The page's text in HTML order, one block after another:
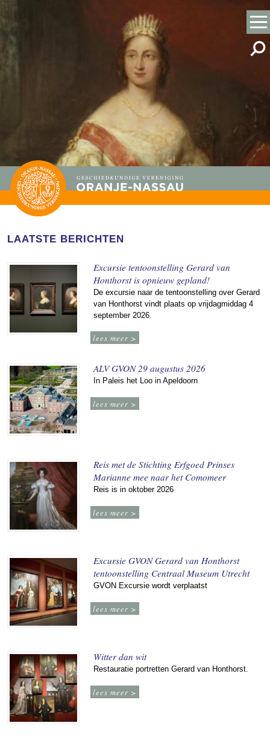
LAATSTE BERICHTEN
Excursie tentoonstelling Gerard van
Honthorst is opnieuw gepland!
De excursie naar de tentoonstelling over Gerard
van Honthorst vindt plaats op vrijdagmiddag 4
september 2026.
lees meer >
ALV GVON 29 augustus 2026
In Paleis het Loo in Apeldoorn
lees meer >
Reis met de Stichting Erfgoed Prinses
Marianne mee naar het Comomeer
Reis is in oktober 2026
lees meer >
Excursie GVON Gerard van Honthorst
tentoonstelling Centraal Museum Utrecht
GVON Excursie wordt verplaatst
lees meer >
Witter dan wit
Restauratie portretten Gerard van Honthorst.
lees meer >